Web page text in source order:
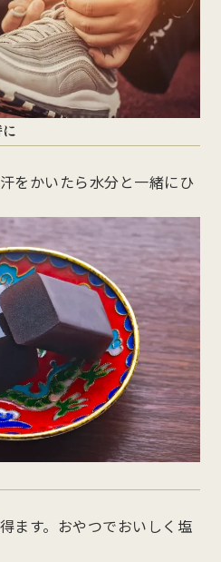
をかいたら水分と一緒にひ
ます。おやつでおいしく塩